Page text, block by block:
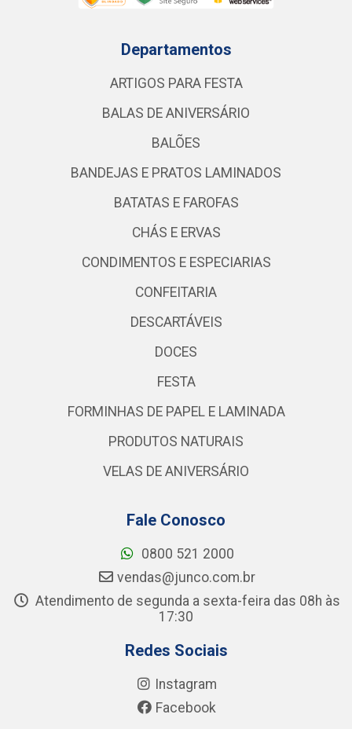
Departamentos
ARTIGOS PARA FESTA
BALAS DE ANIVERSÁRIO
BALÕES
BANDEJAS E PRATOS LAMINADOS
BATATAS E FAROFAS
CHÁS E ERVAS
CONDIMENTOS E ESPECIARIAS
CONFEITARIA
DESCARTÁVEIS
DOCES
FESTA
FORMINHAS DE PAPEL E LAMINADA
PRODUTOS NATURAIS
VELAS DE ANIVERSÁRIO
Fale Conosco
0800 521 2000
vendas@junco.com.br
Atendimento de segunda a sexta-feira das 08h às
17:30
Redes Sociais
Instagram
Facebook